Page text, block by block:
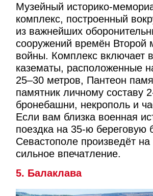
Музейный историко-
комплекс, построенный
из важнейших
сооружений времён Второй
войны. Комплекс включает
казематы, расположенные
25–30 метров, Пантеон
памятник личному составу
бронебашни, некрополь и
Если вам близка военная
поездка на 35-ю береговую
Севастополе произведёт на
сильное впечатление.
5. Балаклава